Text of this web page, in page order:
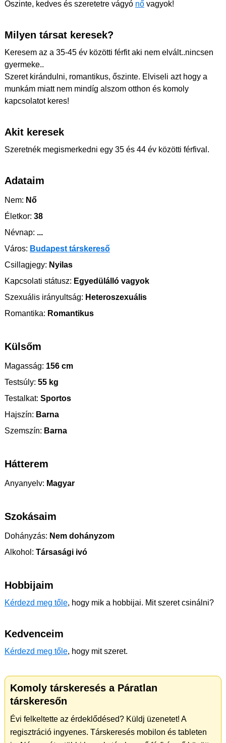
Őszinte, kedves és szeretetre vágyó nő vagyok!
Milyen társat keresek?
Keresem az a 35-45 év közötti férfit aki nem elvált..nincsen
gyermeke..
Szeret kirándulni, romantikus, őszinte. Elviseli azt hogy a
munkám miatt nem mindíg alszom otthon és komoly
kapcsolatot keres!
Akit keresek
Szeretnék megismerkedni egy 35 és 44 év közötti férfival.
Adataim
Nem: Nő
Életkor: 38
Névnap: ...
Város: Budapest társkereső
Csillagjegy: Nyilas
Kapcsolati státusz: Egyedülálló vagyok
Szexuális irányultság: Heteroszexuális
Romantika: Romantikus
Külsőm
Magasság: 156 cm
Testsúly: 55 kg
Testalkat: Sportos
Hajszín: Barna
Szemszín: Barna
Hátterem
Anyanyelv: Magyar
Szokásaim
Dohányzás: Nem dohányzom
Alkohol: Társasági ivó
Hobbijaim
Kérdezd meg tőle, hogy mik a hobbijai. Mit szeret csinálni?
Kedvenceim
Kérdezd meg tőle, hogy mit szeret.
Komoly társkeresés a Páratlan
társkeresőn
Évi felkeltette az érdeklődésed? Küldj üzenetet! A
regisztráció ingyenes. Társkeresés mobilon és tableten